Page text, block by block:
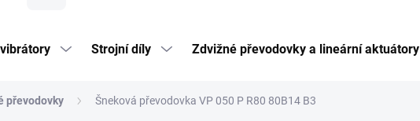
Strojní díly Zdvižné převodovky a lineární aktuátory
převodovky Šneková převodovka VP 050 P R80 80B14 B3